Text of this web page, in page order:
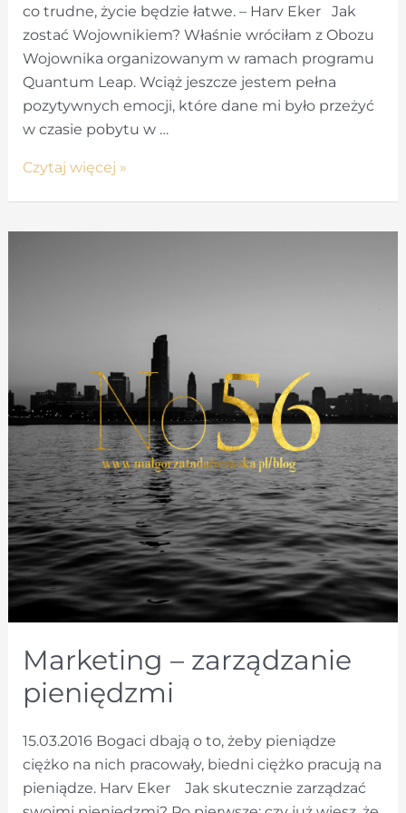
co trudne, życie będzie łatwe. – Harv Eker Jak
zostać Wojownikiem? Właśnie wróciłam z Obozu
Wojownika organizowanym w ramach programu
Quantum Leap. Wciąż jeszcze jestem pełna
pozytywnych emocji, które dane mi było przeżyć
w czasie pobytu w …
Obóz
jak
Czytaj więcej »
Marketing – zarządzanie
pieniędzmi
15.03.2016 Bogaci dbają o to, żeby pieniądze
ciężko na nich pracowały, biedni ciężko pracują na
pieniądze. Harv Eker Jak skutecznie zarządzać